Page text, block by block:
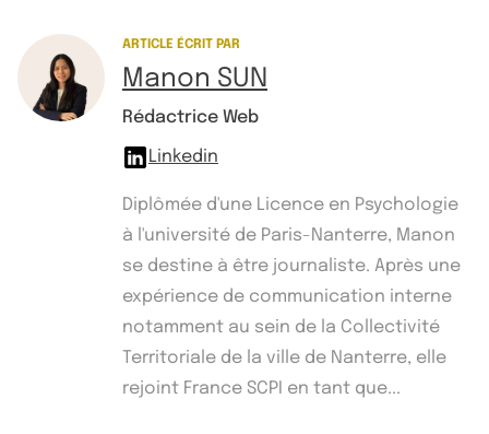
ARTICLE ÉCRIT PAR
Manon SUN
Rédactrice Web
Linkedin
Diplômée d'une Licence en Psychologie
à l'université de Paris-Nanterre, Manon
se destine à être journaliste. Après une
expérience de communication interne
notamment au sein de la Collectivité
Territoriale de la ville de Nanterre, elle
rejoint France SCPI en tant que...